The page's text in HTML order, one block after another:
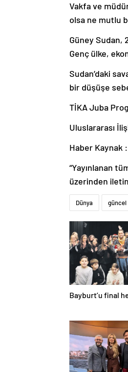
Vakfa ve
olsa ne mutlu
Güney Sudan,
Genç ülke,
Sudan’daki
bir düşüşe
TİKA Juba
Uluslararası
Haber Kaynak
“Yayınlanan
üzerinden
Dünya güncel
Bayburt’u final